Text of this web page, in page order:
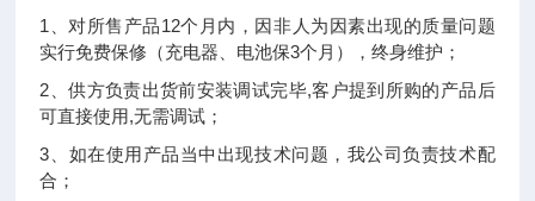
1、对所售产品12个月内，因非人为因素出现的质量问题
实行免费保修（充电器、电池保3个月），终身维护；
2、供方负责出货前安装调试完毕,客户提到所购的产品后
可直接使用,无需调试；
3、如在使用产品当中出现技术问题，我公司负责技术配
合；